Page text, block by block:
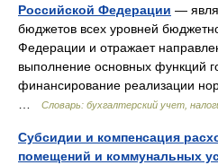
Российской Федерации —
бюджетов всех уровней
Федерации и отражает
выполнение основных функций
финансирование реализации
Словарь: бухгалтерский учет,
Субсидии и компенсация
помещений и коммунальных